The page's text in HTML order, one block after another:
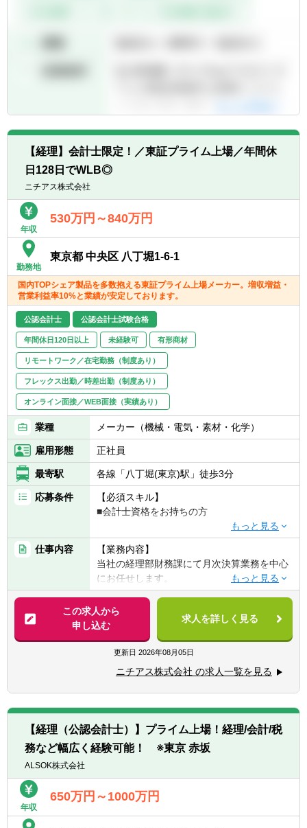
【経理】会計士限定！／東証プライム上場／年間休
日128日でWLB◎
ニチアス株式会社
年収
530万円～840万円
勤務地
東京都 中央区 八丁堀1-6-1
国内TOPシェア製品を多数抱える東証プライム上場メーカー。増収増益・
営業利益率10%と業績が安定しております。
公認会計士 公認会計士試験合格
年間休日120日以上 未経験可 有形商材
リモートワーク／在宅勤務（制度あり）
フレックス出勤／時差出勤（制度あり）
オンライン面接／WEB面接（実績あり）
業種 メーカー（機械・電気・素材・化学）
雇用形態 正社員
最寄駅 各線「八丁堀(東京)駅」徒歩3分
応募条件
【必須スキル】
■会計士資格をお持ちの方
【歓迎スキル】
■会計事務所や税理士事務所出身の方
※上場企業でのご経験は問いません。
【企業担当の推しポイント】
■年間休日128日ときちんとお休みも取れる環
境です。
離職率約3%という数値にも働きやすさが表
れており、今回の転職で長期に渡り働ける企
業への転職をお考えの方には大変お勧めでき
■製造業界の幅広い企業との取引があり、事
業のリスク分散ができております。創業120
年以上となった現在も、利益率10％以上をキ
ープしながら経営を行っております。
仕事内容
【業務内容】
当社の経理部財務課にて月次決算業務を中心
にお任せします。
【詳細】
■単体・連結決算業務
■開示書類の作成（決算短信、四半期報告
書、有価証券報告書）
■税金計算・申告
■月次業務
■国内外の拠点、子会社への経理指導と支
社、工場、営業とのやりとり
※ご経験に応じて業務を決定致します。これ
らの業務を財務課のメンバーで分担・協力し
ながら対応して頂きます。
【配属先部署】
管理本部経理部経理課への配属となります。
この求人から
申し込む
求人を詳しく見る
更新日 2026年08月05日
ニチアス株式会社 の求人一覧を見る
【経理（公認会計士）】プライム上場！経理/会計/税
務など幅広く経験可能！ ※東京 赤坂
ALSOK株式会社
年収
650万円～1000万円